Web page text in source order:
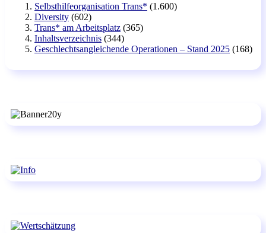
Selbsthilfeorganisation Trans* (1.600)
Diversity (602)
Trans* am Arbeitsplatz (365)
Inhaltsverzeichnis (344)
Geschlechtsangleichende Operationen – Stand 2025 (168)